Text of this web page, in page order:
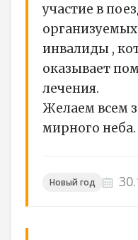
участие в
инвалиды ,
оказывает
лечения.
Желаем всем
мирного неба.
Новый год